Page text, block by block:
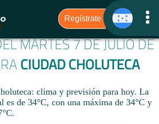
MARTES 7 DE JULIO DE
CIUDAD CHOLUTECA
clima y previsión para hoy. La
es de 34°C, con una máxima de 34°C y